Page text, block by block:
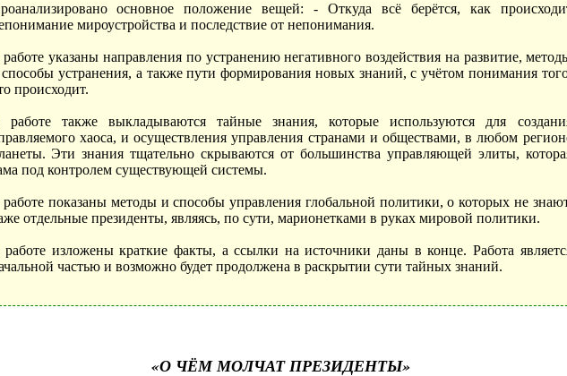
основное положение вещей: - Откуда всё берётся, как
мироустройства и последствие от непонимания.
указаны направления по устранению негативного воздействия на развитие,
устранения, а также пути формирования новых знаний, с учётом понимания
происходит.
также выкладываются тайные знания, которые используются для
хаоса, и осуществления управления странами и обществами, в любом
Эти знания тщательно скрываются от большинства управляющей элиты,
под контролем существующей системы.
показаны методы и способы управления глобальной политики, о которых не
отдельные президенты, являясь, по сути, марионетками в руках мировой политики.
изложены краткие факты, а ссылки на источники даны в конце. Работа
частью и возможно будет продолжена в раскрытии сути тайных знаний.
«О ЧЁМ МОЛЧАТ ПРЕЗИДЕНТЫ»